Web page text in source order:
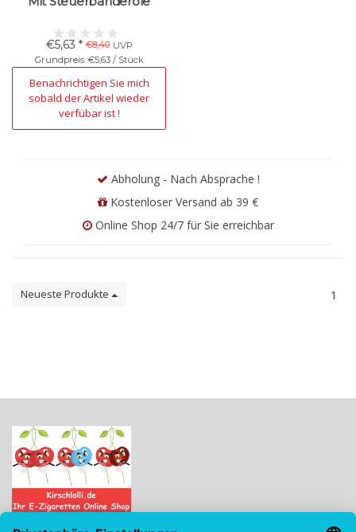
€5,63 * €8,40 UVP
Grundpreis: €5,63 / Stück
Nicht verfügbar
Benachrichtigen Sie mich
sobald der Artikel wieder
verfübar ist !
Abholung - Nach Absprache !
Kostenloser Versand ab 39 €
Online Shop 24/7 für Sie erreichbar
Neueste Produkte 1